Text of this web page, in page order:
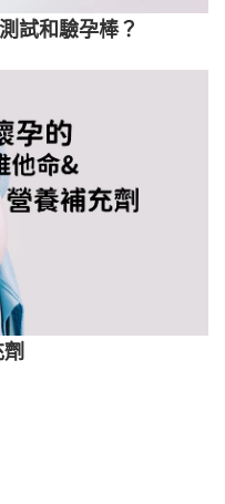
試和驗孕棒？